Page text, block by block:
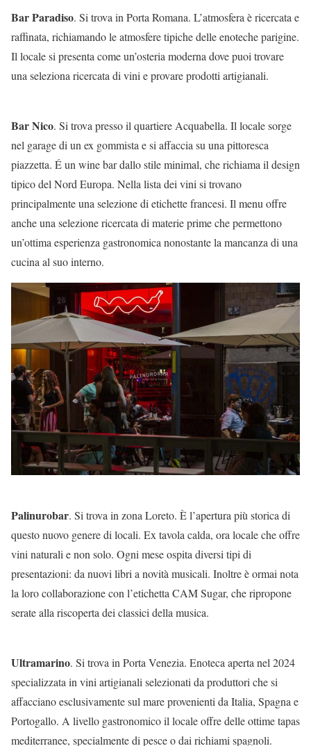
Bar Paradiso. Si trova in Porta Romana. L’atmosfera è ricercata e
raffinata, richiamando le atmosfere tipiche delle enoteche parigine.
Il locale si presenta come un’osteria moderna dove puoi trovare
una seleziona ricercata di vini e provare prodotti artigianali.
Bar Nico. Si trova presso il quartiere Acquabella. Il locale sorge
nel garage di un ex gommista e si affaccia su una pittoresca
piazzetta. É un wine bar dallo stile minimal, che richiama il design
tipico del Nord Europa. Nella lista dei vini si trovano
principalmente una selezione di etichette francesi. Il menu offre
anche una selezione ricercata di materie prime che permettono
un’ottima esperienza gastronomica nonostante la mancanza di una
cucina al suo interno.
Palinurobar. Si trova in zona Loreto. È l’apertura più storica di
questo nuovo genere di locali. Ex tavola calda, ora locale che offre
vini naturali e non solo. Ogni mese ospita diversi tipi di
presentazioni: da nuovi libri a novità musicali. Inoltre è ormai nota
la loro collaborazione con l’etichetta CAM Sugar, che ripropone
serate alla riscoperta dei classici della musica.
Ultramarino. Si trova in Porta Venezia. Enoteca aperta nel 2024
specializzata in vini artigianali selezionati da produttori che si
affacciano esclusivamente sul mare provenienti da Italia, Spagna e
Portogallo. A livello gastronomico il locale offre delle ottime tapas
mediterranee, specialmente di pesce o dai richiami spagnoli.